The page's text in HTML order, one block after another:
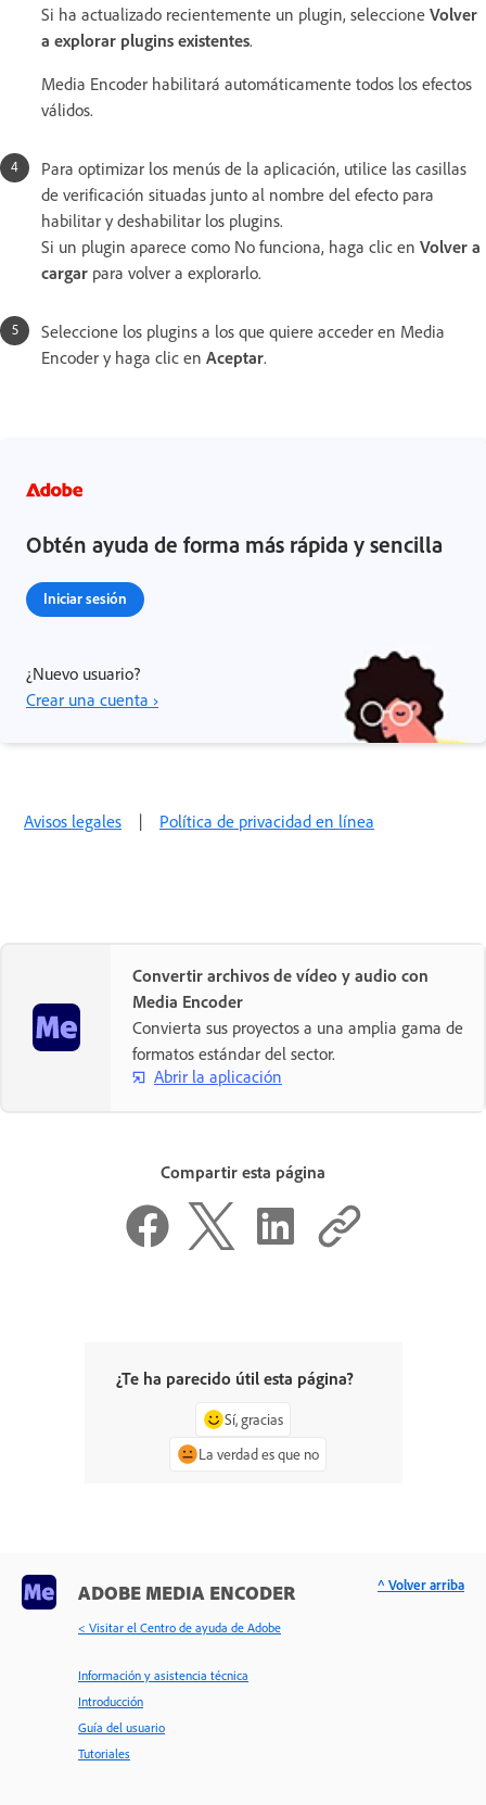
Si ha actualizado recientemente un plugin, seleccione Volver
a explorar plugins existentes.
Media Encoder habilitará automáticamente todos los efectos
válidos.
Para optimizar los menús de la aplicación, utilice las casillas
de verificación situadas junto al nombre del efecto para
habilitar y deshabilitar los plugins.
Si un plugin aparece como No funciona, haga clic en Volver a
cargar para volver a explorarlo.
Seleccione los plugins a los que quiere acceder en Media
Encoder y haga clic en Aceptar.
Obtén ayuda de forma más rápida y sencilla
Iniciar sesión
¿Nuevo usuario?
Crear una cuenta ›
Avisos legales | Política de privacidad en línea
Convertir archivos de vídeo y audio con
Media Encoder
Convierta sus proyectos a una amplia gama de
formatos estándar del sector.
Abrir la aplicación
Compartir esta página
¿Te ha parecido útil esta página?
Sí, gracias
La verdad es que no
ADOBE MEDIA ENCODER
< Visitar el Centro de ayuda de Adobe
Información y asistencia técnica
Introducción
Guía del usuario
Tutoriales
^ Volver arriba